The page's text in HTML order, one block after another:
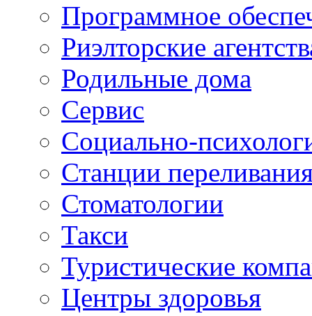
Программное
Риэлторские
Родильные дома
Сервис
Социально-
Станции
Стоматологии
Такси
Туристические
Центры здоровья